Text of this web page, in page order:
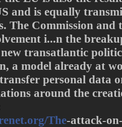
and is equally
The Commission and
i...n the
transatlantic
a model already at
personal data
around the
The-attack-